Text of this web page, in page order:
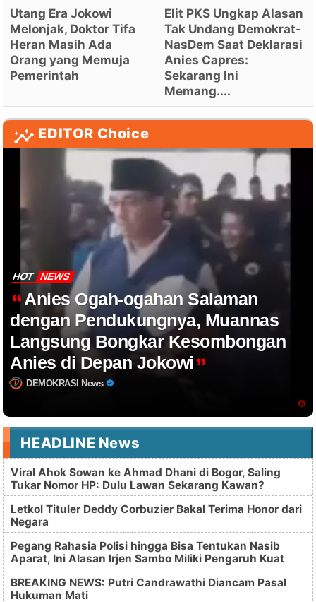
Utang Era Jokowi
Melonjak, Doktor Tifa
Heran Masih Ada
Orang yang Memuja
Pemerintah
Elit PKS Ungkap Alasan
Tak Undang Demokrat-
NasDem Saat Deklarasi
Anies Capres:
Sekarang Ini
Memang....
EDITOR Choice
HOT NEWS
Anies Ogah-ogahan Salaman
dengan Pendukungnya, Muannas
Langsung Bongkar Kesombongan
Anies di Depan Jokowi
DEMOKRASI News
HEADLINE News
Viral Ahok Sowan ke Ahmad Dhani di Bogor, Saling
Tukar Nomor HP: Dulu Lawan Sekarang Kawan?
Letkol Tituler Deddy Corbuzier Bakal Terima Honor dari
Negara
Pegang Rahasia Polisi hingga Bisa Tentukan Nasib
Aparat, Ini Alasan Irjen Sambo Miliki Pengaruh Kuat
BREAKING NEWS: Putri Candrawathi Diancam Pasal
Hukuman Mati